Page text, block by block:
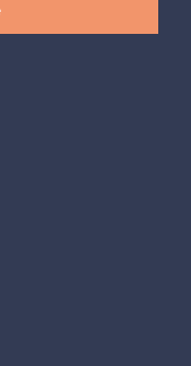
ajan tasalla!